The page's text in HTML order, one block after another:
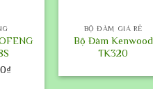
₫
BỘ ĐÀM GIÁ RẺ
Bộ Đàm Kenwood
TK320